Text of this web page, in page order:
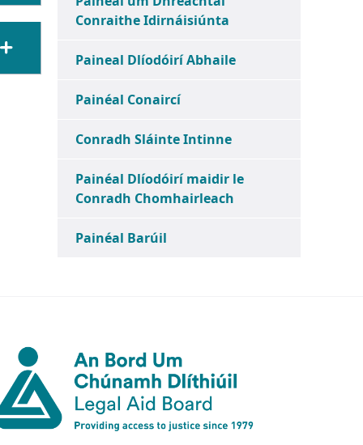
Conraithe Idirnáisiúnta
Paineal Dlíodóirí Abhaile
Painéal Conaircí
Conradh Sláinte Intinne
Painéal Dlíodóirí maidir le
Conradh Chomhairleach
Painéal Barúil